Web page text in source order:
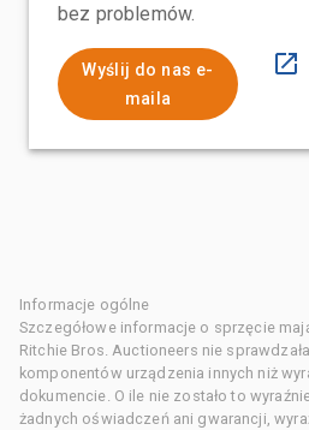
bez problemów.
Wyślij do nas e-
maila
Informacje ogólne
Szczegółowe informacje o sprzęcie
Ritchie Bros. Auctioneers nie
komponentów urządzenia innych niż
dokumencie. O ile nie zostało to
żadnych oświadczeń ani gwarancji,